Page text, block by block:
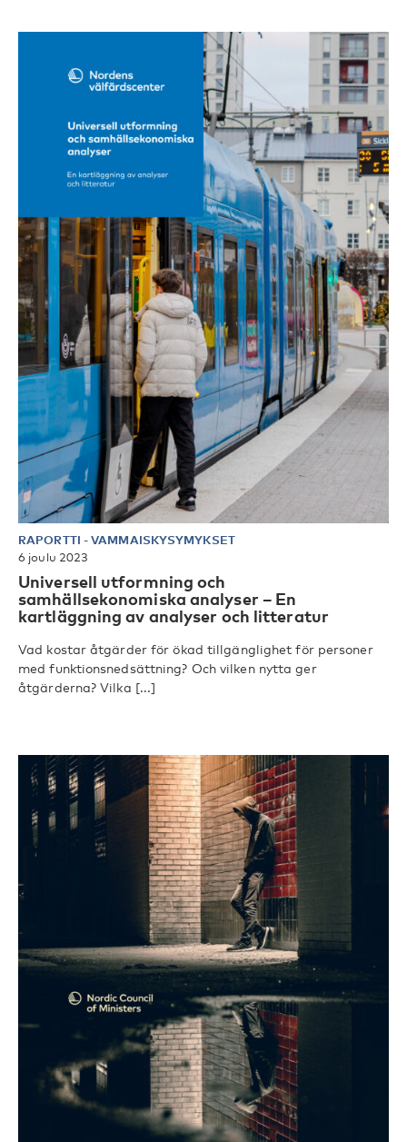
RAPORTTI -VAMMAISKYSYMYKSET
6 joulu 2023
Universell utformning och
samhällsekonomiska analyser – En
kartläggning av analyser och litteratur
Vad kostar åtgärder för ökad tillgänglighet för personer
med funktionsnedsättning? Och vilken nytta ger
åtgärderna? Vilka [...]